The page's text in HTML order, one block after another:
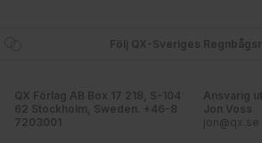
Följ QX-Sveriges
QX Förlag AB Box 17 218, S-104
62 Stockholm, Sweden. +46-8
7203001
Ansvarig
Jon Voss
jon@qx.se